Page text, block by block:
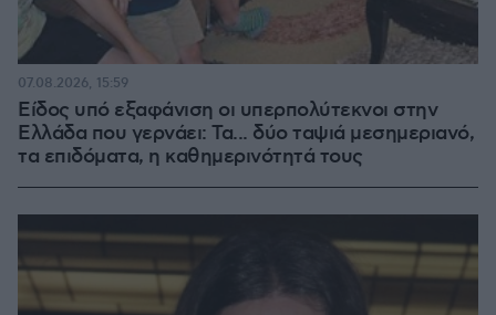
Είδος υπό εξαφάνιση οι υπερπολύτεκνοι στην
Ελλάδα που γερνάει: Τα... δύο ταψιά μεσημεριανό,
τα επιδόματα, η καθημερινότητά τους
07.08.2026, 15:59